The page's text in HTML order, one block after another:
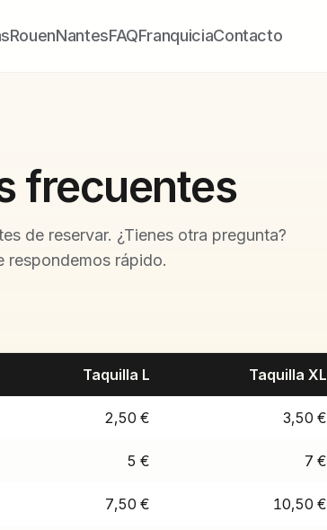
RouenNantesFAQFranquiciaContacto
frecuentes
de reservar. ¿Tienes otra pregunta?
respondemos rápido.
Taquilla L Taquilla XL
2,50 € 3,50 €
5 € 7 €
7,50 € 10,50 €